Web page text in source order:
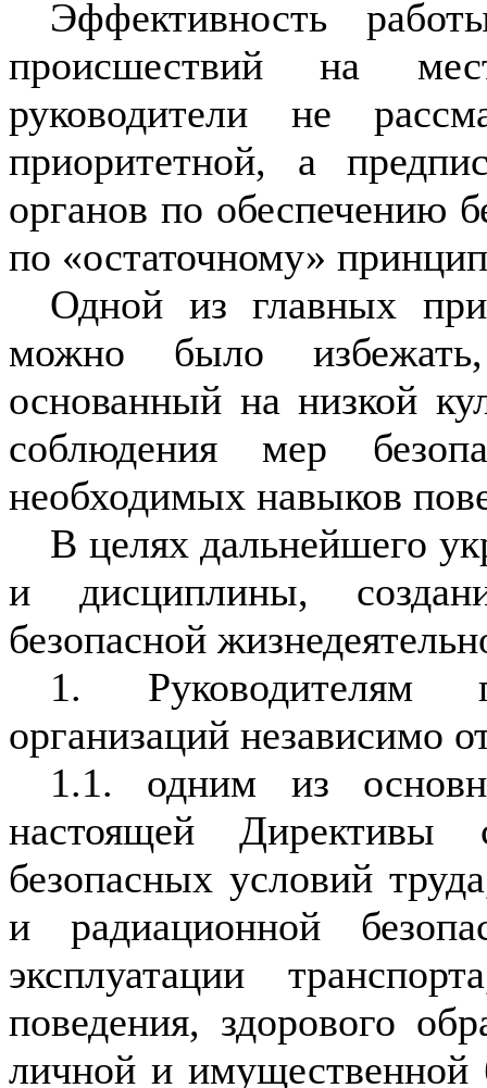
Эффективность
происшествий на
руководители не
приоритетной, а
органов по обеспечению
по «остаточному»
Одной из главных
можно было избежать,
основанный на низкой
соблюдения мер
необходимых навыков
В целях дальнейшего
и дисциплины,
безопасной
1. Руководителям
организаций независимо
1.1. одним из
настоящей Директивы
безопасных условий
и радиационной
эксплуатации
поведения, здорового
личной и имущественной